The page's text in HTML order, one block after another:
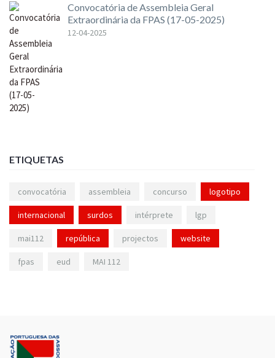
Convocatória de Assembleia Geral
Extraordinária da FPAS (17-05-2025)
12-04-2025
ETIQUETAS
convocatória assembleia concurso logotipo
internacional surdos intérprete lgp
mai112 república projectos website
fpas eud MAI 112